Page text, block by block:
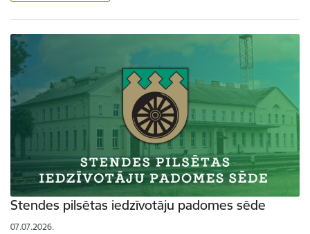
Stendes pilsētas iedzīvotāju padomes sēde
07.07.2026.